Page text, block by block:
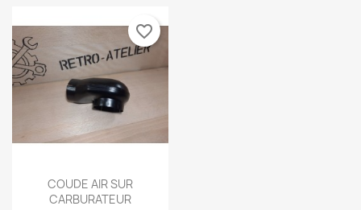
Connexion
Aperçu rapide
COUDE AIR SUR
CARBURATEUR
favorite_border